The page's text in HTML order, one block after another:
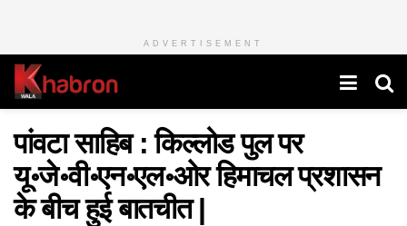
ADVERTISEMENT
पांवटा साहिब : किल्लोड पुल पर
यू॰जे॰वी॰एन॰एल॰ओर हिमाचल प्रशासन
के बीच हुई बातचीत |